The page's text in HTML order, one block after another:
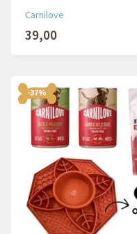
Carnilove
39,00
-37%